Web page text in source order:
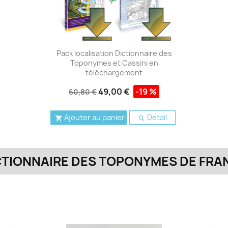
Pack localisation Dictionnaire des
Toponymes et Cassini en
téléchargement
60,80 €49,00 € -19 %
 Ajouter au panier  Detail
DES TOPONYMES DE